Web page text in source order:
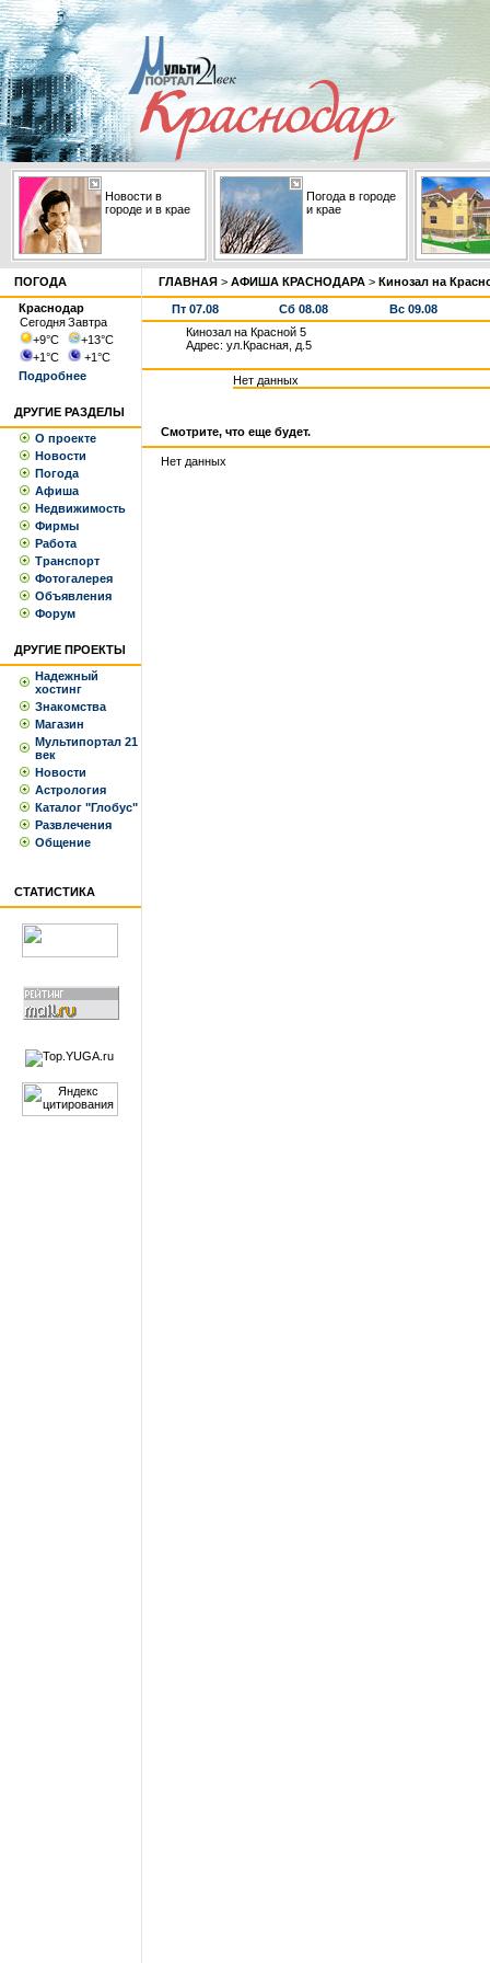
Новости в
городе и в крае
Погода в городе
и крае
ПОГОДА
Краснодар
СегодняЗавтра
+9°С +13°С
+1°С +1°С
Подробнее
ДРУГИЕ РАЗДЕЛЫ
О проекте
Новости
Погода
Афиша
Недвижимость
Фирмы
Работа
Транспорт
Фотогалерея
Объявления
Форум
ДРУГИЕ ПРОЕКТЫ
Надежный
хостинг
Знакомства
Магазин
Мультипортал 21
век
Новости
Астрология
Каталог "Глобус"
Развлечения
Общение
СТАТИСТИКА
ГЛАВНАЯ > АФИША КРАСНОДАРА > Кинозал на
Пт 07.08 Сб 08.08
Вс 09.08
Кинозал на Красной 5
Адрес: ул.Красная, д.5
Нет данных
Смотрите, что еще будет.
Нет данных